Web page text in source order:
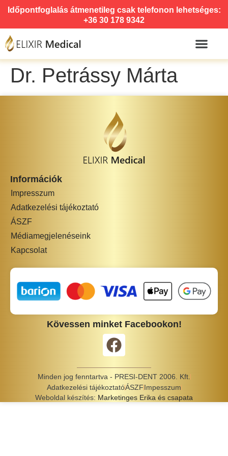
Időpontfoglalás átmenetileg csak telefonon lehetséges:
+36 30 178 9342
Dr. Petrássy Márta
Információk
Impresszum
Adatkezelési tájékoztató
ÁSZF
Médiamegjelenéseink
Kapcsolat
Kövessen minket Facebookon!
Minden jog fenntartva - PRESI-DENT 2006. Kft.
Adatkezelési tájékoztatóÁSZFImpesszum
Weboldal készítés: Marketinges Erika és csapata